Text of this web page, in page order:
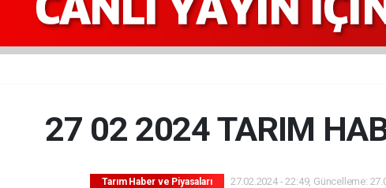
27 02 2024 TARIM
Tarım Haber ve Piyasaları 27.02.2024 - 22:49, Güncelleme: